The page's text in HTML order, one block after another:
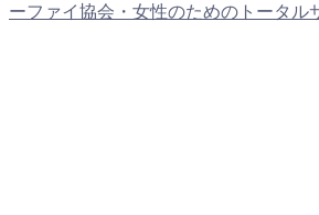
ーファイ協会・女性のためのトータル